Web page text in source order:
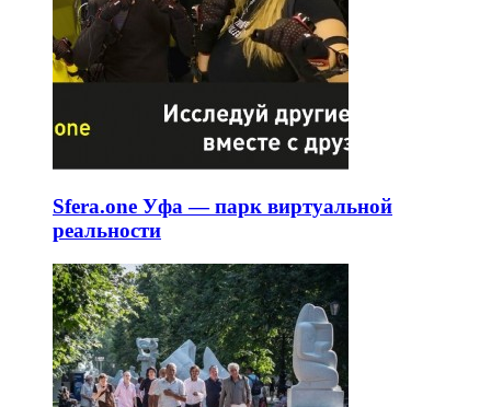
Sfera.one Уфа — парк виртуальной
реальности